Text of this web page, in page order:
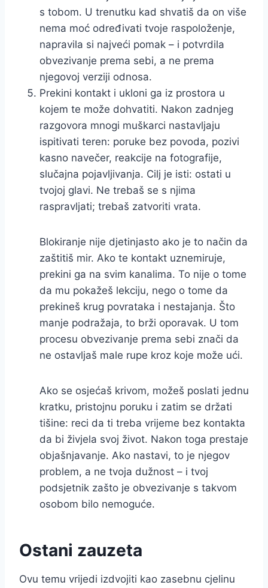
s tobom. U trenutku kad shvatiš da on više
nema moć određivati tvoje raspoloženje,
napravila si najveći pomak – i potvrdila
obvezivanje prema sebi, a ne prema
njegovoj verziji odnosa.
Prekini kontakt i ukloni ga iz prostora u
kojem te može dohvatiti. Nakon zadnjeg
razgovora mnogi muškarci nastavljaju
ispitivati teren: poruke bez povoda, pozivi
kasno navečer, reakcije na fotografije,
slučajna pojavljivanja. Cilj je isti: ostati u
tvojoj glavi. Ne trebaš se s njima
raspravljati; trebaš zatvoriti vrata.
Blokiranje nije djetinjasto ako je to način da
zaštitiš mir. Ako te kontakt uznemiruje,
prekini ga na svim kanalima. To nije o tome
da mu pokažeš lekciju, nego o tome da
prekineš krug povrataka i nestajanja. Što
manje podražaja, to brži oporavak. U tom
procesu obvezivanje prema sebi znači da
ne ostavljaš male rupe kroz koje može ući.
Ako se osjećaš krivom, možeš poslati jednu
kratku, pristojnu poruku i zatim se držati
tišine: reci da ti treba vrijeme bez kontakta
da bi živjela svoj život. Nakon toga prestaje
objašnjavanje. Ako nastavi, to je njegov
problem, a ne tvoja dužnost – i tvoj
podsjetnik zašto je obvezivanje s takvom
osobom bilo nemoguće.
Ostani zauzeta
Ovu temu vrijedi izdvojiti kao zasebnu cjelinu